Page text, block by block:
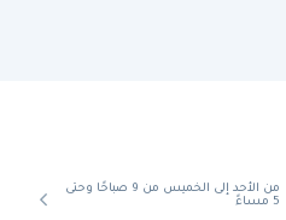
من الأحد إلى الخميس من 9 صباحًا وحتى
5 مساءً